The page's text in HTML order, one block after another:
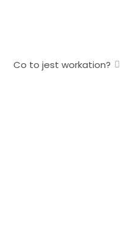
Co to jest workation?